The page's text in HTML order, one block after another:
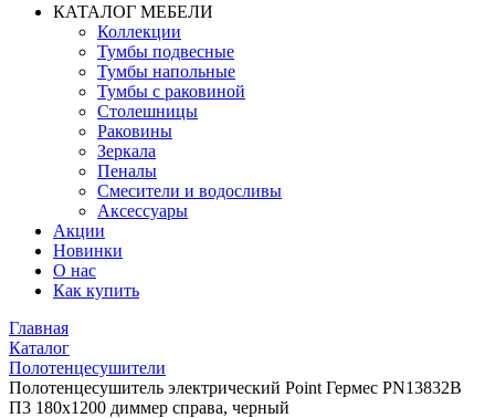
КАТАЛОГ МЕБЕЛИ
Коллекции
Тумбы подвесные
Тумбы напольные
Тумбы с раковиной
Столешницы
Раковины
Зеркала
Пеналы
Смесители и водосливы
Аксессуары
Акции
Новинки
О нас
Как купить
Главная
Каталог
Полотенцесушители
Полотенцесушитель электрический Point Гермес PN13832B
П3 180x1200 диммер справа, черный